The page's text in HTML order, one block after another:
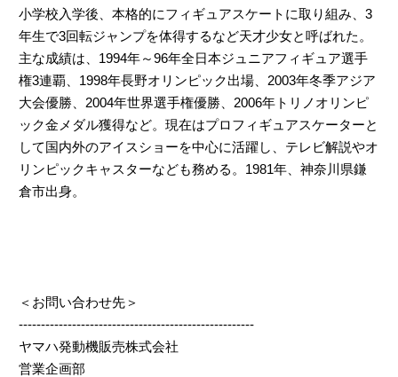
小学校入学後、本格的にフィギュアスケートに取り組み、3
年生で3回転ジャンプを体得するなど天才少女と呼ばれた。
主な成績は、1994年～96年全日本ジュニアフィギュア選手
権3連覇、1998年長野オリンピック出場、2003年冬季アジア
大会優勝、2004年世界選手権優勝、2006年トリノオリンピ
ック金メダル獲得など。現在はプロフィギュアスケーターと
して国内外のアイスショーを中心に活躍し、テレビ解説やオ
リンピックキャスターなども務める。1981年、神奈川県鎌
倉市出身。
＜お問い合わせ先＞
-----------------------------------------------------
ヤマハ発動機販売株式会社
営業企画部